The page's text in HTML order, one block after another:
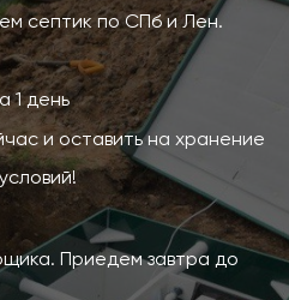
септик по СПб и Лен.
1 день
и оставить на хранение
Приедем завтра до